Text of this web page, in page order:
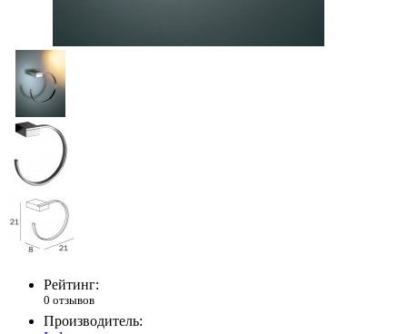
Рейтинг:
0 отзывов
Производитель: